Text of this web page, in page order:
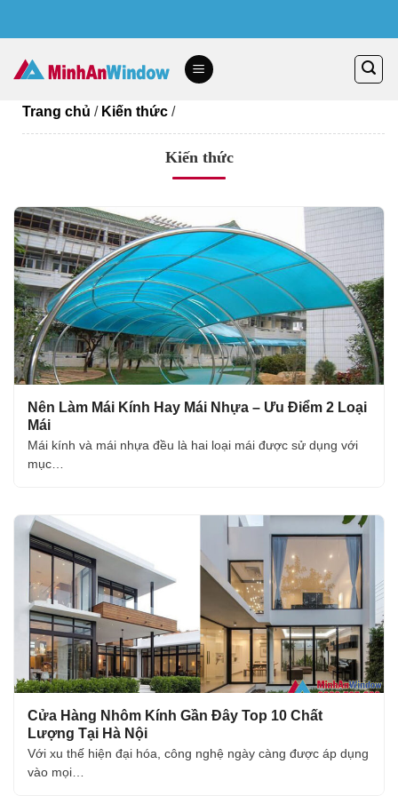
content
Trang chủ / Kiến thức /
Kiến thức
Nên Làm Mái Kính Hay Mái Nhựa – Ưu Điểm 2 Loại
Mái
Mái kính và mái nhựa đều là hai loại mái được sử dụng với
mục…
Cửa Hàng Nhôm Kính Gần Đây Top 10 Chất
Lượng Tại Hà Nội
Với xu thế hiện đại hóa, công nghệ ngày càng được áp dụng
vào mọi…